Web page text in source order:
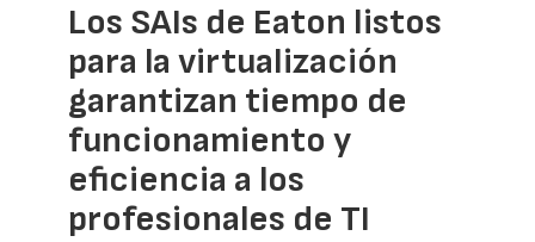
Los SAIs de Eaton listos
para la virtualización
garantizan tiempo de
funcionamiento y
eficiencia a los
profesionales de TI